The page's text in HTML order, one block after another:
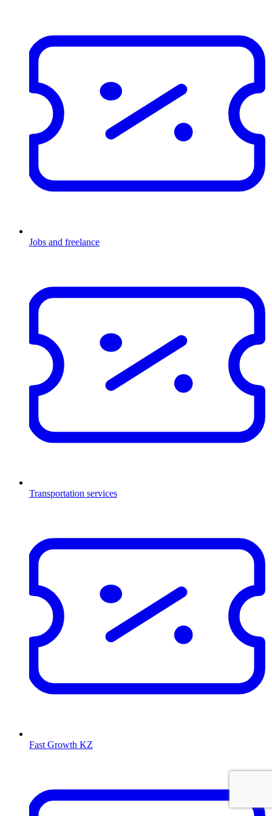
Jobs and freelance
Transportation services
Fast Growth KZ